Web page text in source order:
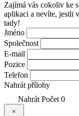
Zajímá vás cokoliv ke
aplikaci a nevíte, jestli
tady!
Jméno
Společnost
E-mail
Pozice
Telefon
Nahrát přílohy
Nahrát Počet 0